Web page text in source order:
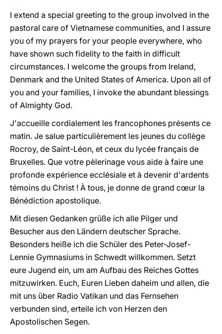
I extend a special greeting to the group involved in the
pastoral care of Vietnamese communities, and I assure
you of my prayers for your people everywhere, who
have shown such fidelity to the faith in difficult
circumstances. I welcome the groups from Ireland,
Denmark and the United States of America. Upon all of
you and your families, I invoke the abundant blessings
of Almighty God.
J'accueille cordialement les francophones présents ce
matin. Je salue particulièrement les jeunes du collège
Rocroy, de Saint-Léon, et ceux du lycée français de
Bruxelles. Que votre pèlerinage vous aide à faire une
profonde expérience ecclésiale et à devenir d'ardents
témoins du Christ ! À tous, je donne de grand cœur la
Bénédiction apostolique.
Mit diesen Gedanken grüße ich alle Pilger und
Besucher aus den Ländern deutscher Sprache.
Besonders heiße ich die Schüler des Peter-Josef-
Lennie Gymnasiums in Schwedt willkommen. Setzt
eure Jugend ein, um am Aufbau des Reiches Gottes
mitzuwirken. Euch, Euren Lieben daheim und allen, die
mit uns über Radio Vatikan und das Fernsehen
verbunden sind, erteile ich von Herzen den
Apostolischen Segen.